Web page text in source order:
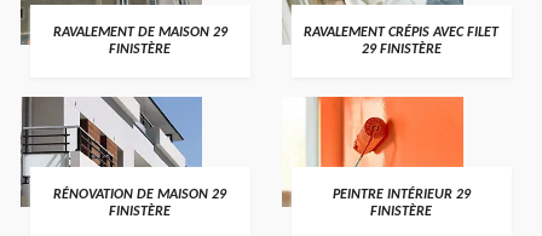
RAVALEMENT DE MAISON 29
FINISTÈRE
RAVALEMENT CRÉPIS AVEC FILET
29 FINISTÈRE
RÉNOVATION DE MAISON 29
FINISTÈRE
PEINTRE INTÉRIEUR 29
FINISTÈRE